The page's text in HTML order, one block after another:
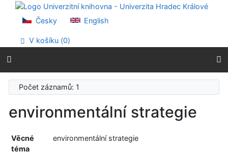
Přejít na obsah
Přejít na menu
Prohlášení o webové přístupnosti
Česky English
V košíku (0)
Počet záznamů: 1
environmentální strategie
Věcné
téma
environmentální strategie